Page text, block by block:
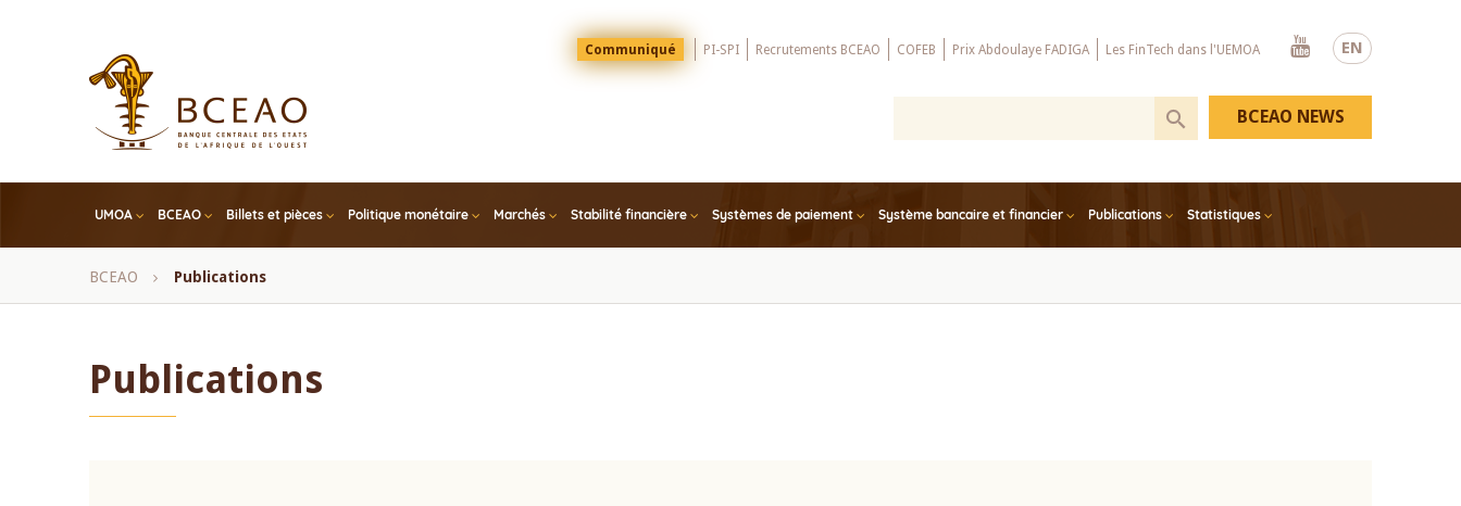
EN
Menu
Top
Communiqué PI-SPI Recrutements BCEAO COFEB Prix Abdoulaye FADIGA Les FinTech dans l'UEMOA
Youtube
UMOA BCEAO Billets et pièces Politique monétaire Marchés Stabilité financière Systèmes de paiement Système bancaire et financier Publications Statistiques
BCEAO NEWS
Fil
BCEAO Publications
Publications